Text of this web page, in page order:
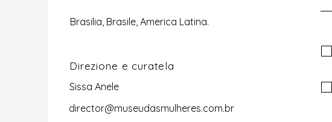
Brasilia, Brasile, America Latina.
Direzione e curatela
Sissa Anele
director@museudasmulheres.com.br